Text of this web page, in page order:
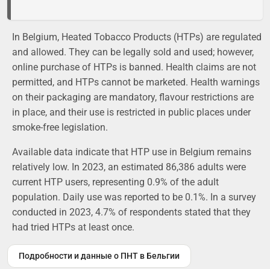
In Belgium, Heated Tobacco Products (HTPs) are regulated
and allowed. They can be legally sold and used; however,
online purchase of HTPs is banned. Health claims are not
permitted, and HTPs cannot be marketed. Health warnings
on their packaging are mandatory, flavour restrictions are
in place, and their use is restricted in public places under
smoke-free legislation.
Available data indicate that HTP use in Belgium remains
relatively low. In 2023, an estimated 86,386 adults were
current HTP users, representing 0.9% of the adult
population. Daily use was reported to be 0.1%. In a survey
conducted in 2023, 4.7% of respondents stated that they
had tried HTPs at least once.
Подробности и данные о ПНТ в Бельгии